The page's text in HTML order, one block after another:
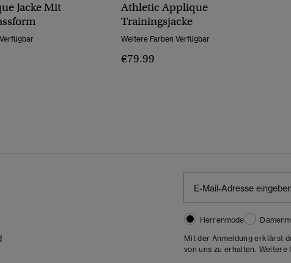
Jacke Mit
Athletic Applique
Trainingsjacke
Weitere Farben Verfügbar
€79.99
Herrenmode
Mit der Anmeldung erklärst
von uns zu erhalten.